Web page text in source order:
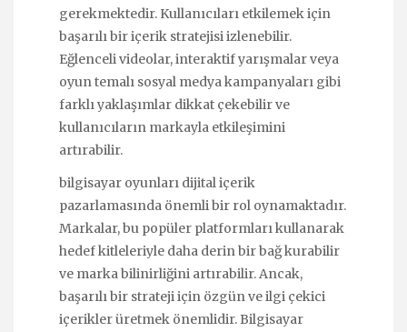
gerekmektedir. Kullanıcıları etkilemek için
başarılı bir içerik stratejisi izlenebilir.
Eğlenceli videolar, interaktif yarışmalar veya
oyun temalı sosyal medya kampanyaları gibi
farklı yaklaşımlar dikkat çekebilir ve
kullanıcıların markayla etkileşimini
artırabilir.
bilgisayar oyunları dijital içerik
pazarlamasında önemli bir rol oynamaktadır.
Markalar, bu popüler platformları kullanarak
hedef kitleleriyle daha derin bir bağ kurabilir
ve marka bilinirliğini artırabilir. Ancak,
başarılı bir strateji için özgün ve ilgi çekici
içerikler üretmek önemlidir. Bilgisayar